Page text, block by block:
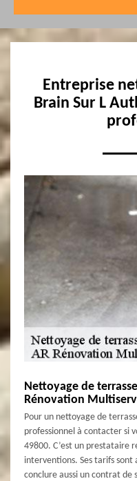
Entreprise
Brain Sur L
Nettoyage de
Rénovation
Pour un nettoyage de
professionnel à contacter si
49800. C’est un prestataire
interventions. Ses tarifs sont
conclure aussi un contrat